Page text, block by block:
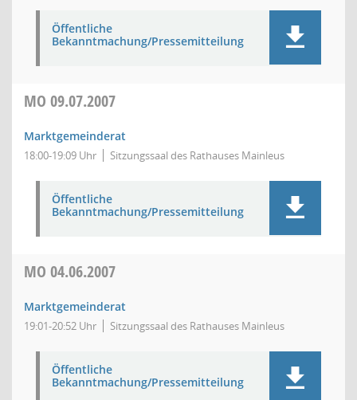
Öffentliche
Bekanntmachung/Pressemitteilung
MO 09.07.2007
Marktgemeinderat
18:00-19:09 Uhr Sitzungssaal des Rathauses Mainleus
Öffentliche
Bekanntmachung/Pressemitteilung
MO 04.06.2007
Marktgemeinderat
19:01-20:52 Uhr Sitzungssaal des Rathauses Mainleus
Öffentliche
Bekanntmachung/Pressemitteilung